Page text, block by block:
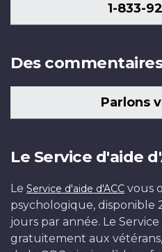
1-833-
Des
Parlons
Le Service d'aide
Le Service d'aide d'ACC vous
psychologique, disponible
jours par année. Le Service
gratuitement aux